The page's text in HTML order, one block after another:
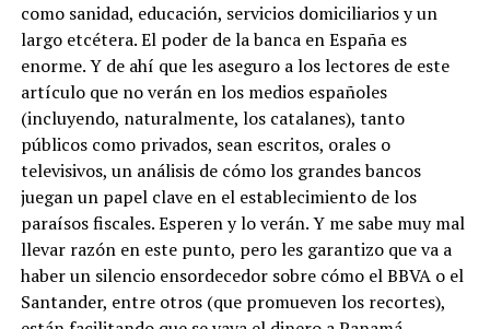
como sanidad, educación, servicios domiciliarios y un
largo etcétera. El poder de la banca en España es
enorme. Y de ahí que les aseguro a los lectores de este
artículo que no verán en los medios españoles
(incluyendo, naturalmente, los catalanes), tanto
públicos como privados, sean escritos, orales o
televisivos, un análisis de cómo los grandes bancos
juegan un papel clave en el establecimiento de los
paraísos fiscales. Esperen y lo verán. Y me sabe muy mal
llevar razón en este punto, pero les garantizo que va a
haber un silencio ensordecedor sobre cómo el BBVA o el
Santander, entre otros (que promueven los recortes),